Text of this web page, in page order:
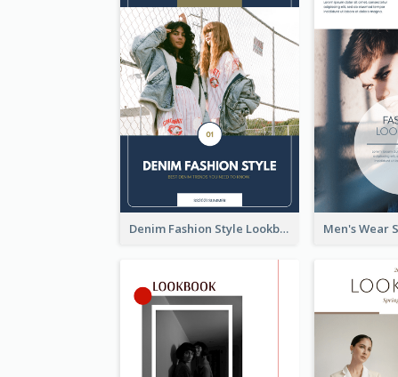
Denim Fashion Style Lookbook